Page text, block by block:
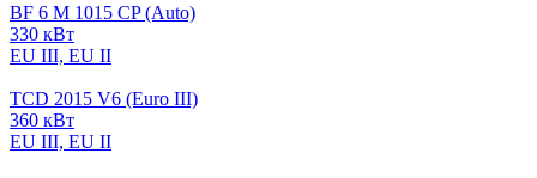
BF 6 M 1015 CP (Auto)
330 кВт
EU III, EU II
TCD 2015 V6 (Euro III)
360 кВт
EU III, EU II